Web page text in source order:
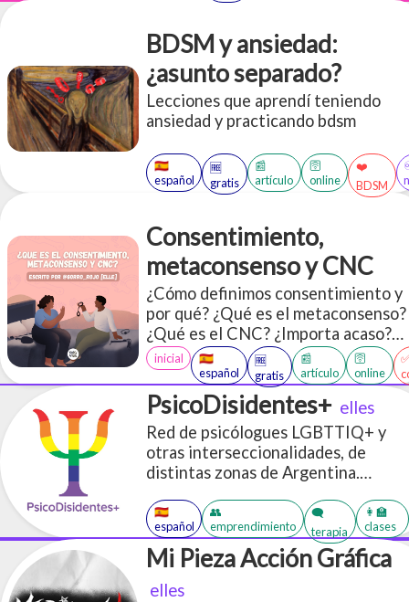
BDSM y ansiedad:
¿asunto separado?
Lecciones que aprendí teniendo
ansiedad y practicando bdsm
🇪🇸
español
🆓
gratis
📰
artículo
🛜
online
❤️
BDSM
Consentimiento,
metaconsenso y CNC
¿Cómo definimos consentimiento y
por qué? ¿Qué es el metaconsenso?
¿Qué es el CNC? ¿Importa acaso?
¿Es todo lo mismo? ¿Es el
consentimiento una obsesión con
hacer un montón de preguntas todo
el tiempo? ¿Cómo está el tiempo
hoy? ¿Qué hora es?
inicial
🇪🇸
español
🆓
gratis
📰
artículo
🛜
online
PsicoDisidentes+ elles
Red de psicólogues LGBTTIQ+ y
otras interseccionalidades, de
distintas zonas de Argentina.
salud mental anticapacitistas,
antipunitivistas y disidentes. Con
profesionales kinkys y con
perspectiva fetichista y prosex.
🇪🇸
español
👥
emprendimiento
🗨️
terapia
👩‍🏫
clases
Mi Pieza Acción Gráfica
elles